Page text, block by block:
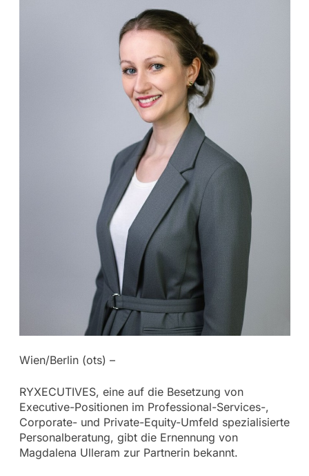
Wien/Berlin (ots) –
RYXECUTIVES, eine auf die Besetzung von
Executive-Positionen im Professional-Services-,
Corporate- und Private-Equity-Umfeld spezialisierte
Personalberatung, gibt die Ernennung von
Magdalena Ulleram zur Partnerin bekannt.